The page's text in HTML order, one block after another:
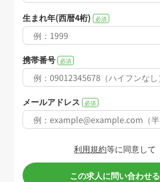
生まれ年(西暦4桁) 必須
携帯番号 必須
メールアドレス 必須
利用規約等に同意して
この求人に問い合わせる